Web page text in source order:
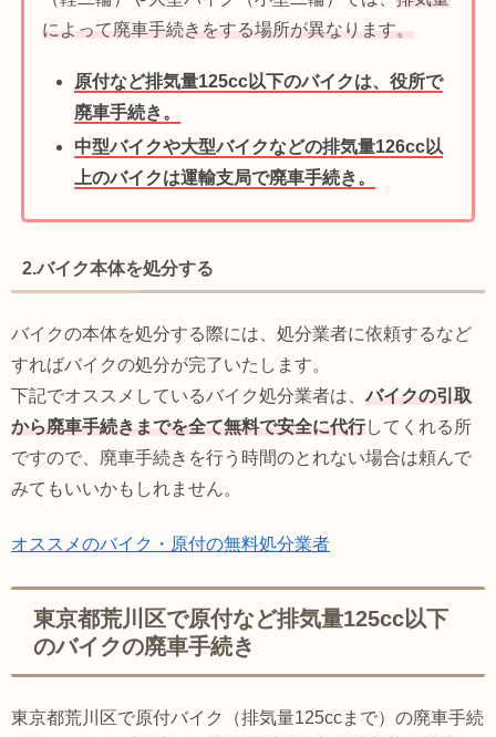
によって廃車手続きをする場所が異なります。
原付など排気量125cc以下のバイクは、役所で
廃車手続き。
中型バイクや大型バイクなどの排気量126cc以
上のバイクは運輸支局で廃車手続き。
2.バイク本体を処分する
バイクの本体を処分する際には、処分業者に依頼するなど
すればバイクの処分が完了いたします。
下記でオススメしているバイク処分業者は、バイクの引取
から廃車手続きまでを全て無料で安全に代行してくれる所
ですので、廃車手続きを行う時間のとれない場合は頼んで
みてもいいかもしれません。
オススメのバイク・原付の無料処分業者
東京都荒川区で原付など排気量125cc以下
のバイクの廃車手続き
東京都荒川区で原付バイク（排気量125ccまで）の廃車手続